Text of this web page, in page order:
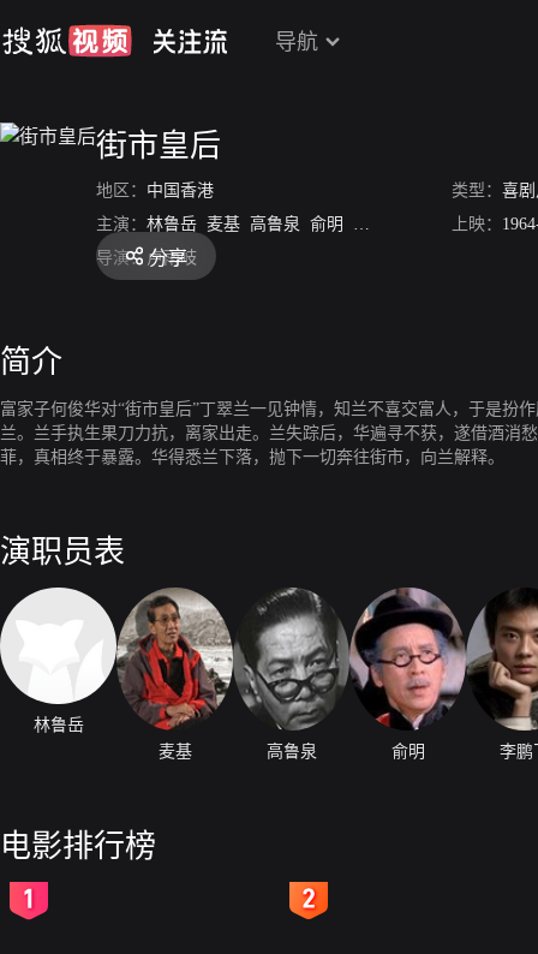
导航
街市皇后
地区： 中国香港 类型： 喜
主演： 林鲁岳 麦基 高鲁泉 俞明 李鹏飞 谭倩红 郑君绵
上映：
导演： 卢雨岐
分享
简介
富家子何俊华对“街市皇后”丁翠兰一见钟情，知兰不喜交富人，于是扮
兰。兰手执生果刀力抗，离家出走。兰失踪后，华遍寻不获，遂借酒消
菲，真相终于暴露。华得悉兰下落，抛下一切奔往街市，向兰解释。
演职员表
林鲁岳
麦基
高鲁泉 俞明 李鹏
电影排行榜